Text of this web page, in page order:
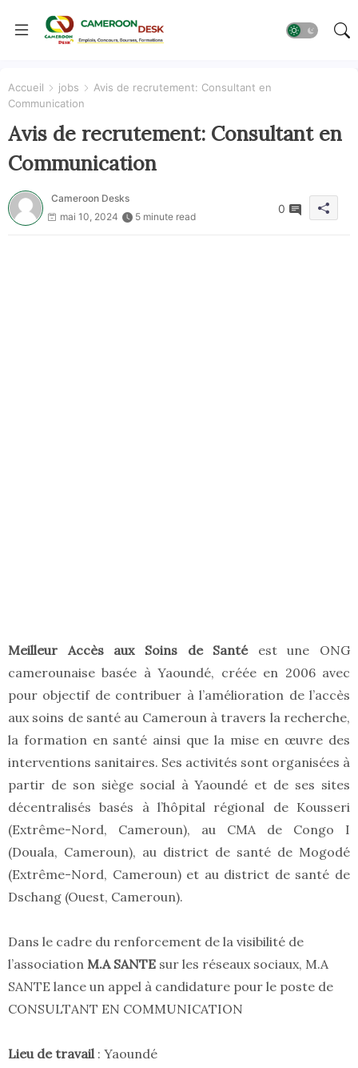
Accueil jobs
Avis de recrutement: Consultant en
Communication
Avis de recrutement: Consultant en
Communication
Cameroon Desks
mai 10, 2024
5 minute read
0
Meilleur Accès aux Soins de Santé est une ONG
camerounaise basée à Yaoundé, créée en 2006 avec
pour objectif de contribuer à l’amélioration de l’accès
aux soins de santé au Cameroun à travers la recherche,
la formation en santé ainsi que la mise en œuvre des
interventions sanitaires. Ses activités sont organisées à
partir de son siège social à Yaoundé et de ses sites
décentralisés basés à l’hôpital régional de Kousseri
(Extrême-Nord, Cameroun), au CMA de Congo I
(Douala, Cameroun), au district de santé de Mogodé
(Extrême-Nord, Cameroun) et au district de santé de
Dschang (Ouest, Cameroun).
Dans le cadre du renforcement de la visibilité de
l’association M.A SANTE sur les réseaux sociaux, M.A
SANTE lance un appel à candidature pour le poste de
CONSULTANT EN COMMUNICATION
Lieu de travail : Yaoundé